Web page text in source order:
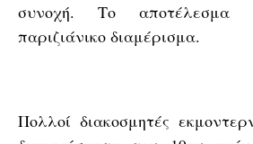
συνοχή. Το αποτέλεσμα
παριζιάνικο διαμέρισμα.
Πολλοί διακοσμητές